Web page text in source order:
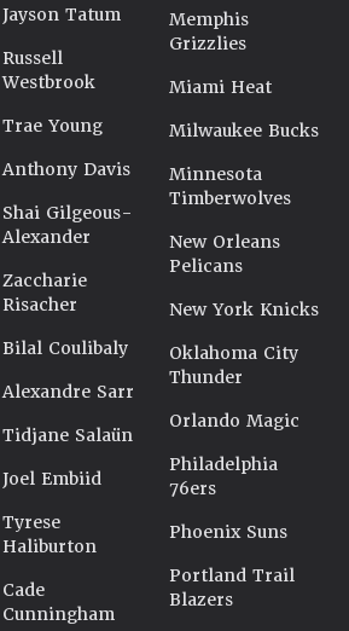
Jayson Tatum
Russell
Westbrook
Trae Young
Anthony Davis
Shai Gilgeous-
Alexander
Zaccharie
Risacher
Bilal Coulibaly
Alexandre Sarr
Tidjane Salaün
Joel Embiid
Tyrese
Haliburton
Cade
Cunningham
Memphis
Grizzlies
Miami Heat
Milwaukee Bucks
Minnesota
Timberwolves
New Orleans
Pelicans
New York Knicks
Oklahoma City
Thunder
Orlando Magic
Philadelphia
76ers
Phoenix Suns
Portland Trail
Blazers